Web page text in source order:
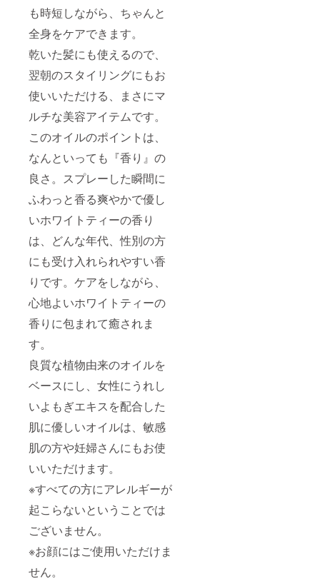
も時短しながら、ちゃんと
全身をケアできます。
乾いた髪にも使えるので、
翌朝のスタイリングにもお
使いいただける、まさにマ
ルチな美容アイテムです。
このオイルのポイントは、
なんといっても『香り』の
良さ。スプレーした瞬間に
ふわっと香る爽やかで優し
いホワイトティーの香り
は、どんな年代、性別の方
にも受け入れられやすい香
りです。ケアをしながら、
心地よいホワイトティーの
香りに包まれて癒されま
す。
良質な植物由来のオイルを
ベースにし、女性にうれし
いよもぎエキスを配合した
肌に優しいオイルは、敏感
肌の方や妊婦さんにもお使
いいただけます。
※すべての方にアレルギーが
起こらないということでは
ございません。
※お顔にはご使用いただけま
せん。